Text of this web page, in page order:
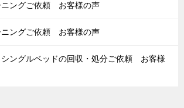
ニングご依頼 お客様の声
ニングご依頼 お客様の声
シングルベッドの回収・処分ご依頼 お客様